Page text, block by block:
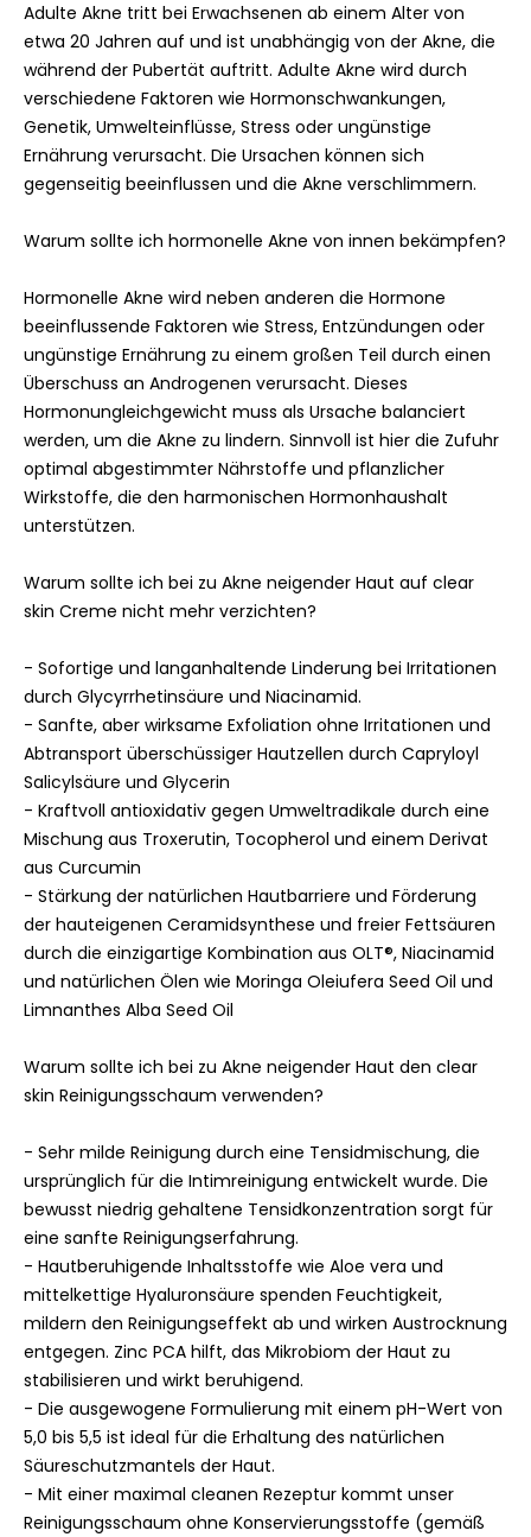
** keine NRV vorhanden
Zutaten:
Sägepalmenfruchtextrakt (5% Phytosterole) 31%,
Brennnesselwurzelpulver 24%, Rosmarinblattextrakt 23%,
Kapselhülle), Zinkcitrat, Calcium-D-pantothenat,
(95% Piperin) 0,2%
SÄGEPALMENFRUCHTEXTRAKT
BRENNNESSELWURZELPULVER
ROSMARINBLATTEXTRAKT
SCHWARZER PFEFFERFRUCHTEXTRAKT
VITAMIN B5 (PANTOTHENSÄURE)
VITAMIN B6
Creme: AQUA, OLUS OIL, GLYCERIN, NIACINAMIDE, ISOSTEARYL
ISOSTEARATE, PENTYLENE GLYCOL, HYDROGENATED
PHOSPHATIDYLCHOLINE, BEHENYL ALCOHOL, LIMNANTHES ALBA
SEED OIL, MORINGA OLEIFERA SEED OIL, ISOPENTYLDIOL, 1,2-
HEXANEDIOL, CAPRYLOYL SALICYLIC ACID, COPERNICIA
CERIFERA CERA, STEARYL GLYCYRRHETINATE, CAESALPINIA
SPINOSA GUM, SODIUM ANISATE, TROXERUTIN, CELLULOSE
GUM, CHONDRUS CRISPUS POWDER (CARRAGEENAN),
SODIUM HYDROXIDE, CERATONIA SILIQUA GUM,
TETRAHYDRODIFERULOYLMETHANE, TRIFOLIUM PRATENSE
FLOWER EXTRACT, XANTHAN GUM, GLUCOSE, TOCOPHEROL
OLUS ÖL
GLYCERIN
HYDROGENIERTES PHOSPHATIDYLCHOLIN
COPERNICIA CERIFERA CERA
LIMNANTHES ALBA SAMENÖL
MORINGA OLEIFERA SAMENÖL
CYPRYLOYL SALICYLSÄURE
STEARYL GLYCYRRHETINATE
TROXERUTIN
TETRAHYDRODIFERULOYLMETHAN
Adulte Akne tritt bei Erwachsenen ab einem Alter von
etwa 20 Jahren auf und ist unabhängig von der Akne, die
während der Pubertät auftritt. Adulte Akne wird durch
verschiedene Faktoren wie Hormonschwankungen,
Genetik, Umwelteinflüsse, Stress oder ungünstige
Ernährung verursacht. Die Ursachen können sich
gegenseitig beeinflussen und die Akne verschlimmern.
Warum sollte ich hormonelle Akne von innen bekämpfen?
Hormonelle Akne wird neben anderen die Hormone
beeinflussende Faktoren wie Stress, Entzündungen oder
ungünstige Ernährung zu einem großen Teil durch einen
Überschuss an Androgenen verursacht. Dieses
Hormonungleichgewicht muss als Ursache balanciert
werden, um die Akne zu lindern. Sinnvoll ist hier die Zufuhr
optimal abgestimmter Nährstoffe und pflanzlicher
Wirkstoffe, die den harmonischen Hormonhaushalt
unterstützen.
Warum sollte ich bei zu Akne neigender Haut auf clear
skin Creme nicht mehr verzichten?
- Sofortige und langanhaltende Linderung bei Irritationen
durch Glycyrrhetinsäure und Niacinamid.
- Sanfte, aber wirksame Exfoliation ohne Irritationen und
Abtransport überschüssiger Hautzellen durch Capryloyl
Salicylsäure und Glycerin
- Kraftvoll antioxidativ gegen Umweltradikale durch eine
Mischung aus Troxerutin, Tocopherol und einem Derivat
aus Curcumin
- Stärkung der natürlichen Hautbarriere und Förderung
der hauteigenen Ceramidsynthese und freier Fettsäuren
durch die einzigartige Kombination aus OLT®, Niacinamid
und natürlichen Ölen wie Moringa Oleiufera Seed Oil und
Limnanthes Alba Seed Oil
Warum sollte ich bei zu Akne neigender Haut den clear
skin Reinigungsschaum verwenden?
- Sehr milde Reinigung durch eine Tensidmischung, die
ursprünglich für die Intimreinigung entwickelt wurde. Die
bewusst niedrig gehaltene Tensidkonzentration sorgt für
eine sanfte Reinigungserfahrung.
- Hautberuhigende Inhaltsstoffe wie Aloe vera und
mittelkettige Hyaluronsäure spenden Feuchtigkeit,
mildern den Reinigungseffekt ab und wirken Austrocknung
entgegen. Zinc PCA hilft, das Mikrobiom der Haut zu
stabilisieren und wirkt beruhigend.
- Die ausgewogene Formulierung mit einem pH-Wert von
5,0 bis 5,5 ist ideal für die Erhaltung des natürlichen
Säureschutzmantels der Haut.
- Mit einer maximal cleanen Rezeptur kommt unser
Reinigungsschaum ohne Konservierungsstoffe (gemäß